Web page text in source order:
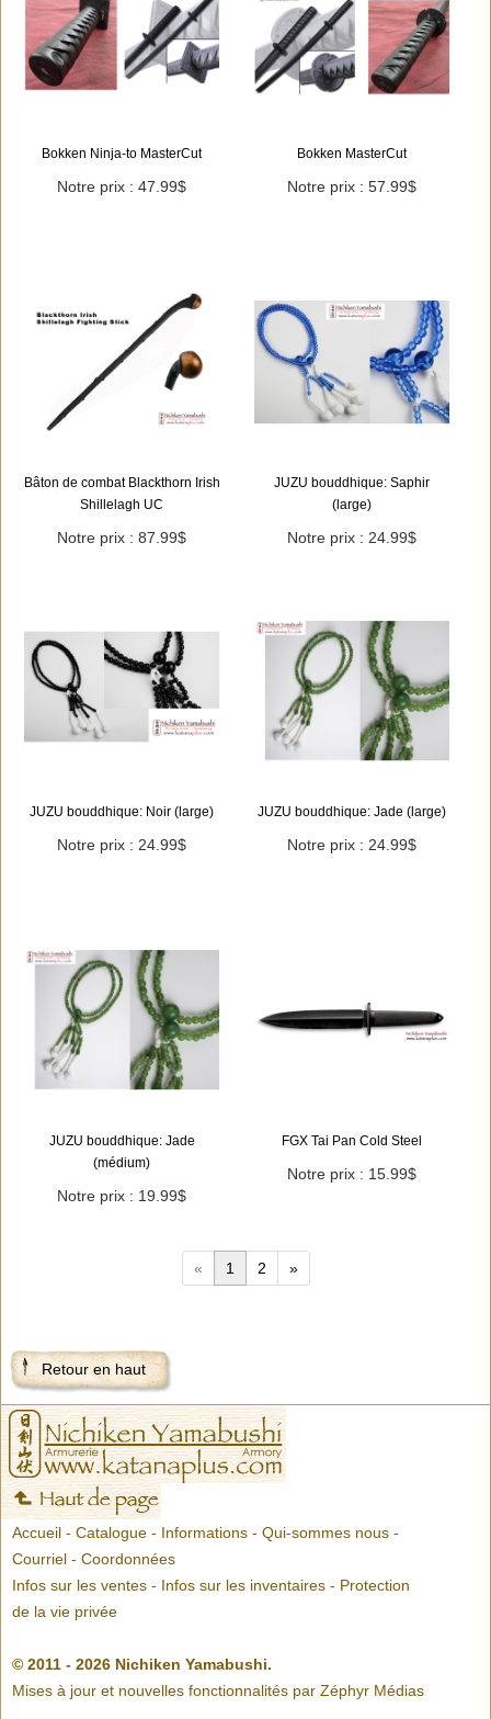
Bokken Ninja-to MasterCut
Notre prix : 47.99$
Bokken MasterCut
Notre prix : 57.99$
Bâton de combat Blackthorn Irish
Shillelagh UC
Notre prix : 87.99$
JUZU bouddhique: Saphir
(large)
Notre prix : 24.99$
JUZU bouddhique: Noir (large)
Notre prix : 24.99$
JUZU bouddhique: Jade (large)
Notre prix : 24.99$
JUZU bouddhique: Jade
(médium)
Notre prix : 19.99$
FGX Tai Pan Cold Steel
Notre prix : 15.99$
« 1 2 »
Retour en haut
Accueil - Catalogue - Informations - Qui-sommes nous -
Courriel - Coordonnées
Infos sur les ventes - Infos sur les inventaires - Protection
de la vie privée
© 2011 - 2026 Nichiken Yamabushi.
Mises à jour et nouvelles fonctionnalités par Zéphyr Médias